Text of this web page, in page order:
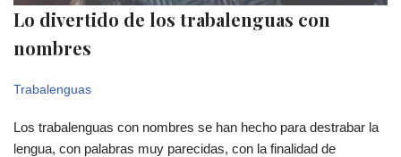
Lo divertido de los trabalenguas con
nombres
Trabalenguas
Los trabalenguas con nombres se han hecho para destrabar la
lengua, con palabras muy parecidas, con la finalidad de